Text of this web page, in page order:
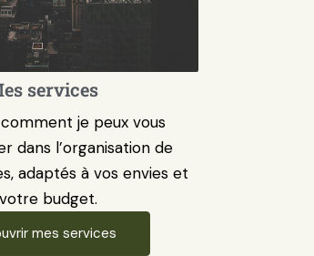
services
je peux vous
dans l’organisation de
adaptés à vos envies et
budget.
mes services